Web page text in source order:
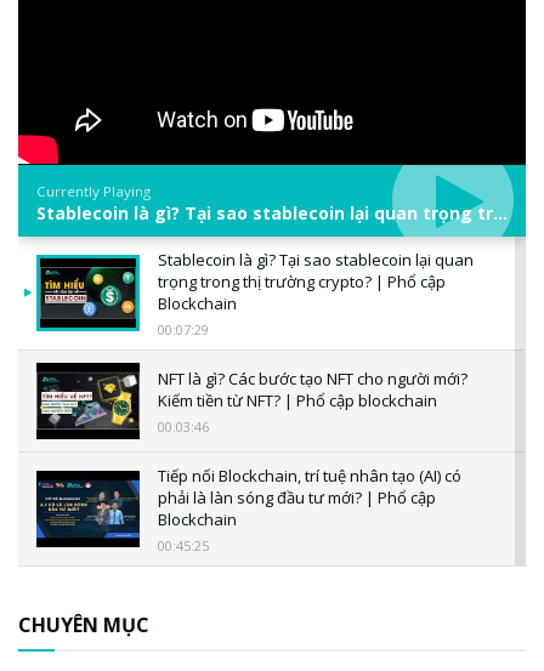
Currently Playing
Stablecoin là gì? Tại sao stablecoin lại quan trọng trong thị trường crypto? | Phổ cập Blockchain
Stablecoin là gì? Tại sao stablecoin lại quan
trọng trong thị trường crypto? | Phổ cập
Blockchain
00:07:29
NFT là gì? Các bước tạo NFT cho người mới?
Kiếm tiền từ NFT? | Phổ cập blockchain
00:03:46
Tiếp nối Blockchain, trí tuệ nhân tạo (AI) có
phải là làn sóng đầu tư mới? | Phổ cập
Blockchain
00:45:25
CHUYÊN MỤC